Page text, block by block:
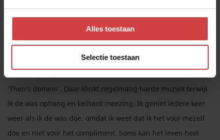
Alles toestaan
Selectie toestaan
verhelderend inzicht! En wat een rust. Niet langer chagrijnig
bedelen om waardering en gewoon genieten van mijn eigen
‘Theo’s domein’. Daar klinkt regelmatig harde muziek terwijl
ik de was ophang en keihard meezing. Ik geniet iedere keer
weer als ik de was doe, omdat ik weet dat ik het voor mezelf
doe en niet voor het compliment. Soms kan het leven heel